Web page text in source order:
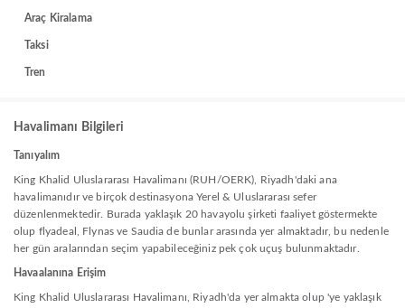
Araç Kiralama
Taksi
Tren
Havalimanı Bilgileri
Tanıyalım
King Khalid Uluslararası Havalimanı (RUH/OERK), Riyadh'daki ana
havalimanıdır ve birçok destinasyona Yerel & Uluslararası sefer
düzenlenmektedir. Burada yaklaşık 20 havayolu şirketi faaliyet göstermekte
olup flyadeal, Flynas ve Saudia de bunlar arasında yer almaktadır, bu nedenle
her gün aralarından seçim yapabileceğiniz pek çok uçuş bulunmaktadır.
Havaalanına Erişim
King Khalid Uluslararası Havalimanı, Riyadh'da yer almakta olup 'ye yaklaşık